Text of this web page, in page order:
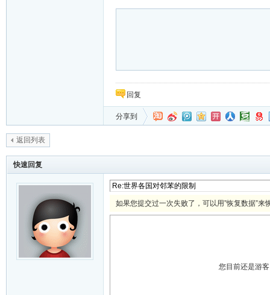
回复
分享到
返回列表
快速回复
如果您提交过一次失败了，可以用”恢复数据”来
您目前还是游